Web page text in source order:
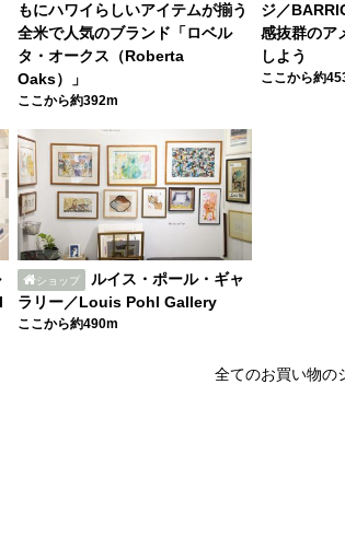
もにハワイらしいアイテムが揃う
全米で人気のブランド「ロベル
タ・オークス（Roberta
Oaks）」
ここから約392m
ジ／
感抜群のア
しよう
ここから約
ショップ
ルイス・ポール・ギャ
ラリー／Louis Pohl Gallery
ここから約490m
全てのお買い物の